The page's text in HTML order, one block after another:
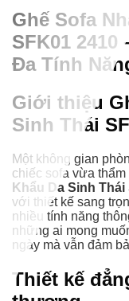
Ghế Sofa
SFK01
Đa Tính
Giới thiệu
Sinh Thái
Một không gian
chiếc sofa vừa
Khẩu Da Sinh Thái
với thiết kế sang
nhiều tính năng
những ai mong
ngày mà vẫn đảm
Thiết kế